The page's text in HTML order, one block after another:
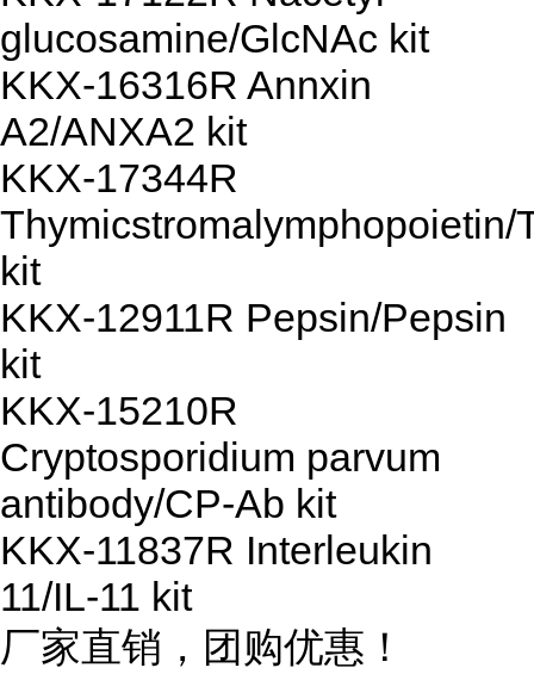
glucosamine/GlcNAc kit
KKX-16316R Annxin
A2/ANXA2 kit
KKX-17344R
Thymicstromalymphopoietin/
kit
KKX-12911R Pepsin/Pepsin
kit
KKX-15210R
Cryptosporidium parvum
antibody/CP-Ab kit
KKX-11837R Interleukin
11/IL-11 kit
厂家直销，团购优惠！